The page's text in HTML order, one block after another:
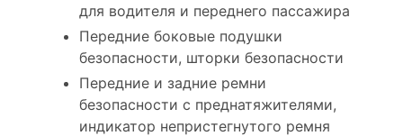
для водителя и переднего пассажира
Передние боковые подушки
безопасности, шторки безопасности
Передние и задние ремни
безопасности с преднатяжителями,
индикатор непристегнутого ремня